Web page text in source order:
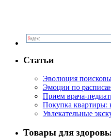
Статьи
Эволюция
Эмоции по
Прием врача-
Покупка квартиры:
Увлекательные
Товары для